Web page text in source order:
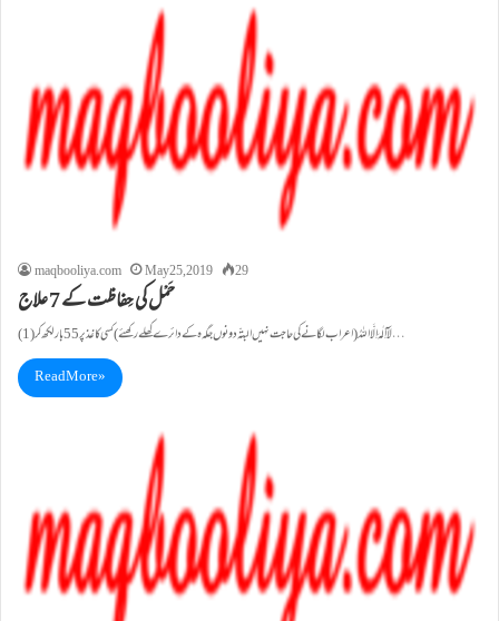
maqbooliya.com May 25, 2019 29
حَمْل کی حِفاظت کے 7 علاج
(1)لَآ اِلٰہَ اِلَّااللہُ(اعراب لگانے کی حاجت نہیں البتّہ دونوں جگہ ہ کے دائرے کھلے رکھئے)کسی کاغذ پر 55بار لکھ کر…
Read More »